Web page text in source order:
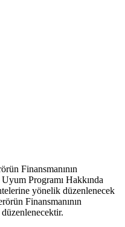
Finansmanının
Programı Hakkında
yönelik düzenlenecek
Finansmanının